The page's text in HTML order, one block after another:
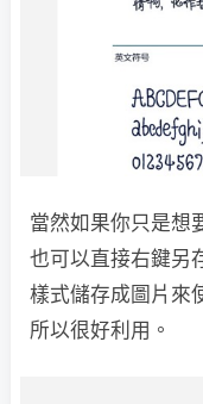
當然如果你只是想
也可以直接右鍵另
樣式儲存成圖片來
所以很好利用。